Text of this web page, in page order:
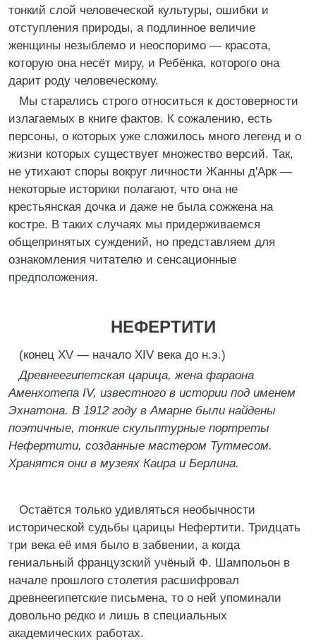
тонкий слой человеческой культуры, ошибки и
отступления природы, а подлинное величие
женщины незыблемо и неоспоримо — красота,
которую она несёт миру, и Ребёнка, которого она
дарит роду человеческому.
Мы старались строго относиться к достоверности
излагаемых в книге фактов. К сожалению, есть
персоны, о которых уже сложилось много легенд и о
жизни которых существует множество версий. Так,
не утихают споры вокруг личности Жанны д'Арк —
некоторые историки полагают, что она не
крестьянская дочка и даже не была сожжена на
костре. В таких случаях мы придерживаемся
общепринятых суждений, но представляем для
ознакомления читателю и сенсационные
предположения.
НЕФЕРТИТИ
(конец XV — начало XIV века до н.э.)
Древнеегипетская царица, жена фараона
Аменхотепа IV, известного в истории под именем
Эхнатона. В 1912 году в Амарне были найдены
поэтичные, тонкие скульптурные портреты
Нефертити, созданные мастером Тутмесом.
Хранятся они в музеях Каира и Берлина.
Остаётся только удивляться необычности
исторической судьбы царицы Нефертити. Тридцать
три века её имя было в забвении, а когда
гениальный французский учёный Ф. Шампольон в
начале прошлого столетия расшифровал
древнеегипетские письмена, то о ней упоминали
довольно редко и лишь в специальных
академических работах.